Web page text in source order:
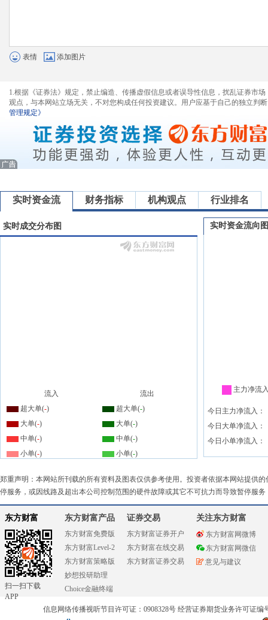
表情 添加图片
1.根据《证券法》规定，禁止编造、传播虚假信息或者误导性信息，扰乱证券市
观点，与本网站立场无关，不对您构成任何投资建议。用户应基于自己的独立判
管理规定》
实时资金流 财务指标 机构观点 行业排名
实时成交分布图
流入
流出
超大单(-) 超大单(-)
大单(-) 大单(-)
中单(-) 中单(-)
小单(-) 小单(-)
实时资金流向图
主力净流
今日主力净流入：
今日大单净流入：
今日小单净流入：
郑重声明：本网站所刊载的所有资料及图表仅供参考使用。投资者依据本网站提供
停服务，或因线路及超出本公司控制范围的硬件故障或其它不可抗力而导致暂停服
东方财富
扫一扫下载
APP
东方财富产品
东方财富免费版
东方财富Level-2
东方财富策略版
妙想投研助理
Choice金融终端
证券交易
东方财富证券开户
东方财富在线交易
东方财富证券交易
关注东方财富
东方财富网微博
东方财富网微信
意见与建议
信息网络传播视听节目许可证：0908328号 经营证券期货业务许可证编